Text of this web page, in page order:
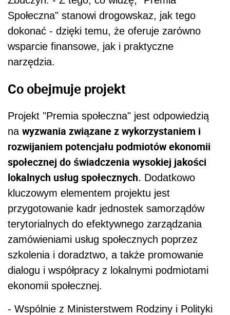
Społeczna" stanowi drogowskaz, jak tego
dokonać - dzięki temu, że oferuje zarówno
wsparcie finansowe, jak i praktyczne
narzędzia.
Co obejmuje projekt
Projekt "Premia społeczna" jest odpowiedzią
na wyzwania związane z wykorzystaniem i
rozwijaniem potencjału podmiotów ekonomii
społecznej do świadczenia wysokiej jakości
lokalnych usług społecznych. Dodatkowo
kluczowym elementem projektu jest
przygotowanie kadr jednostek samorządów
terytorialnych do efektywnego zarządzania
zamówieniami usług społecznych poprzez
szkolenia i doradztwo, a także promowanie
dialogu i współpracy z lokalnymi podmiotami
ekonomii społecznej.
- Wspólnie z Ministerstwem Rodziny i Polityki